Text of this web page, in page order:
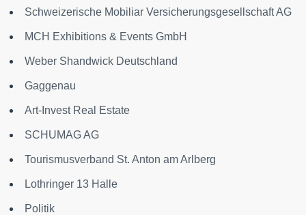
Schweizerische Mobiliar Versicherungsgesellschaft AG
MCH Exhibitions & Events GmbH
Weber Shandwick Deutschland
Gaggenau
Art-Invest Real Estate
SCHUMAG AG
Tourismusverband St. Anton am Arlberg
Lothringer 13 Halle
Politik